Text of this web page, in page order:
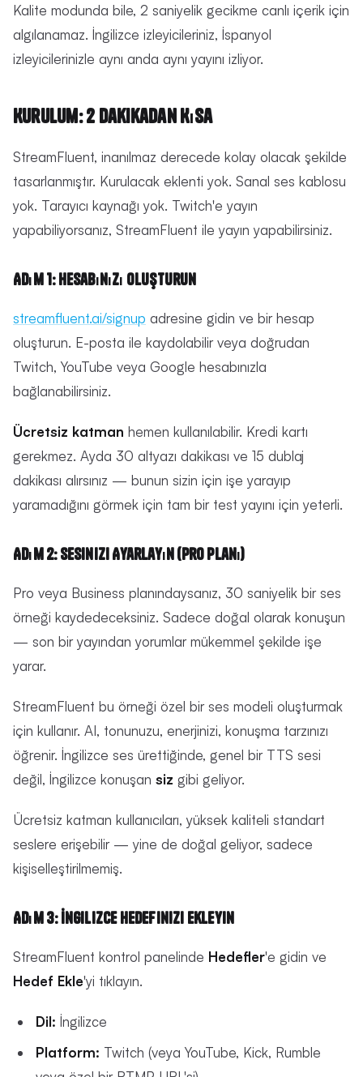
Kalite modunda bile, 2 saniyelik gecikme canlı içerik için
algılanamaz. İngilizce izleyicileriniz, İspanyol
izleyicilerinizle aynı anda aynı yayını izliyor.
Kurulum: 2 Dakikadan Kısa
StreamFluent, inanılmaz derecede kolay olacak şekilde
tasarlanmıştır. Kurulacak eklenti yok. Sanal ses kablosu
yok. Tarayıcı kaynağı yok. Twitch'e yayın
yapabiliyorsanız, StreamFluent ile yayın yapabilirsiniz.
Adım 1: Hesabınızı Oluşturun
streamfluent.ai/signup adresine gidin ve bir hesap
oluşturun. E-posta ile kaydolabilir veya doğrudan
Twitch, YouTube veya Google hesabınızla
bağlanabilirsiniz.
Ücretsiz katman hemen kullanılabilir. Kredi kartı
gerekmez. Ayda 30 altyazı dakikası ve 15 dublaj
dakikası alırsınız — bunun sizin için işe yarayıp
yaramadığını görmek için tam bir test yayını için yeterli.
Adım 2: Sesinizi Ayarlayın (Pro Planı)
Pro veya Business planındaysanız, 30 saniyelik bir ses
örneği kaydedeceksiniz. Sadece doğal olarak konuşun
— son bir yayından yorumlar mükemmel şekilde işe
yarar.
StreamFluent bu örneği özel bir ses modeli oluşturmak
için kullanır. AI, tonunuzu, enerjinizi, konuşma tarzınızı
öğrenir. İngilizce ses ürettiğinde, genel bir TTS sesi
değil, İngilizce konuşan siz gibi geliyor.
Ücretsiz katman kullanıcıları, yüksek kaliteli standart
seslere erişebilir — yine de doğal geliyor, sadece
kişiselleştirilmemiş.
Adım 3: İngilizce Hedefinizi Ekleyin
StreamFluent kontrol panelinde Hedefler'e gidin ve
Hedef Ekle'yi tıklayın.
Dil: İngilizce
Platform: Twitch (veya YouTube, Kick, Rumble